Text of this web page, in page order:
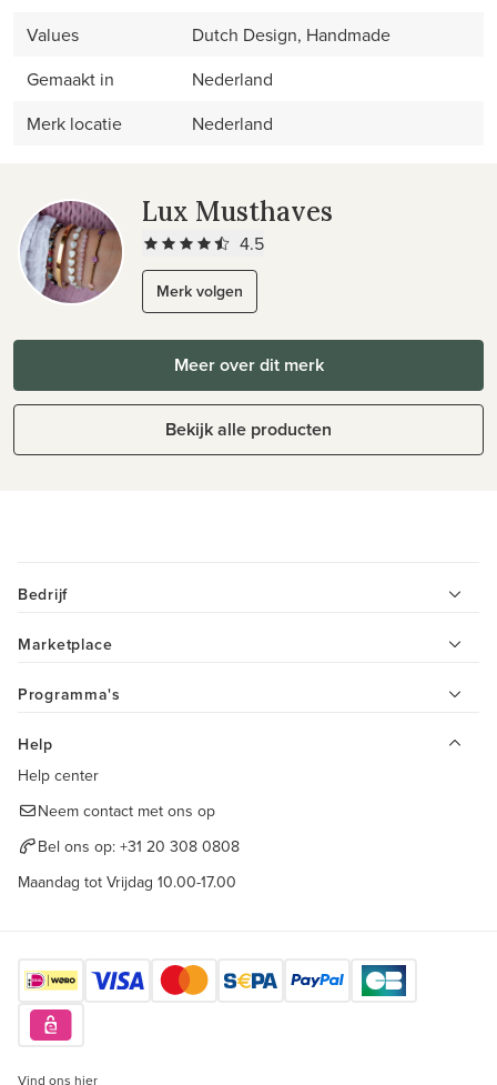
Values
Dutch Design, Handmade
Gemaakt in
Nederland
Merk locatie
Nederland
Lux Musthaves
4.5
Merk volgen
Meer over dit merk
Bekijk alle producten
Bedrijf
Marketplace
Programma's
Help
Help center
Neem contact met ons op
Bel ons op: +31 20 308 0808
Maandag tot Vrijdag 10.00-17.00
Vind ons hier